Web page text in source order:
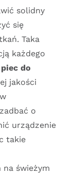
solidny
się
Taka
każdego
piec do
jakości
o
urządzenie
takie
świeżym